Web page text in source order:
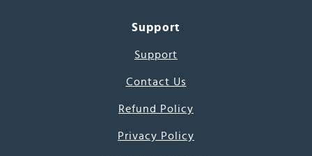
Support
Support
Contact Us
Refund Policy
Privacy Policy